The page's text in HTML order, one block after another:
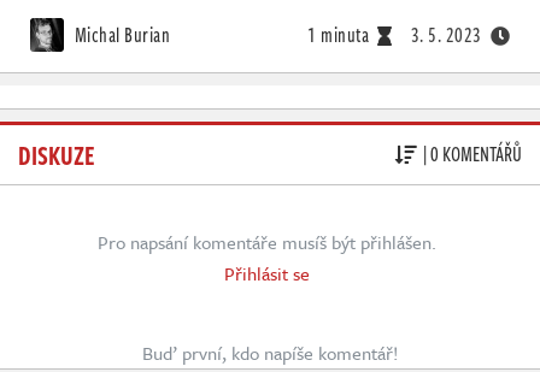
Michal Burian 1 minuta 3. 5. 2023
DISKUZE | 0 KOMENTÁŘŮ
Pro napsání komentáře musíš být přihlášen.
Přihlásit se
Buď první, kdo napíše komentář!